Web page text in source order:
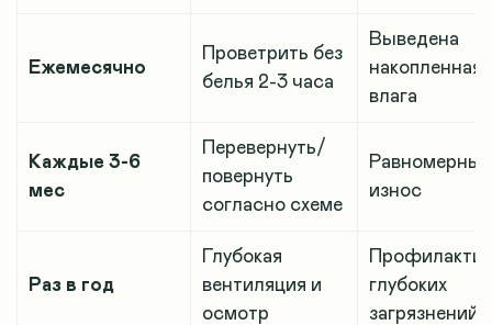
Ежемесячно
Проветрить без
белья 2-3 часа
Выведена
накопленная
влага
Каждые 3-6
мес
Перевернуть/
повернуть
согласно схеме
Равномерный
износ
Раз в год
Глубокая
вентиляция и
осмотр
глубоких
загрязнений